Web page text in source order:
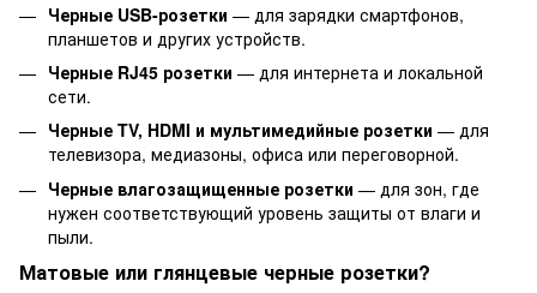
Черные USB-розетки — для зарядки смартфонов,
планшетов и других устройств.
Черные RJ45 розетки — для интернета и локальной
сети.
Черные TV, HDMI и мультимедийные розетки — для
телевизора, медиазоны, офиса или переговорной.
Черные влагозащищенные розетки — для зон, где
нужен соответствующий уровень защиты от влаги и
пыли.
Матовые или глянцевые черные розетки?